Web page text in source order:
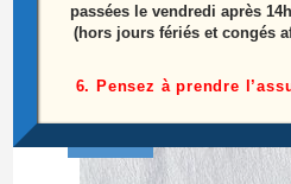
25,00€
passées le vendredi après
(hors jours fériés et congés
6. Pensez à prendre